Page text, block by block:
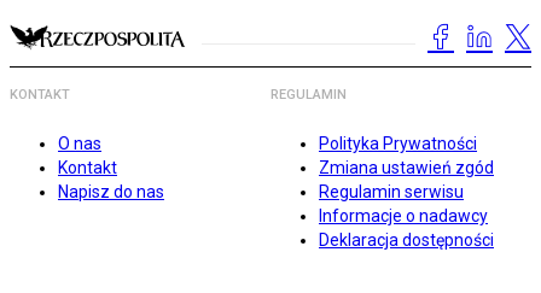
KONTAKT
O nas
Kontakt
Napisz do nas
REGULAMIN
Polityka Prywatności
Zmiana ustawień zgód
Regulamin serwisu
Informacje o nadawcy
Deklaracja dostępności